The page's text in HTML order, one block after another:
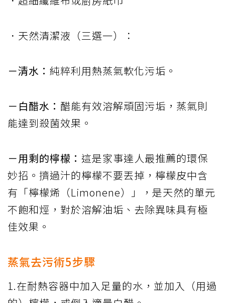
．天然清潔液（三選一）：
－清水： 純粹利用熱蒸氣軟化污垢。
－白醋水： 醋能有效溶解頑固污垢，蒸氣則
能達到殺菌效果。
－用剩的檸檬： 這是家事達人最推薦的環保
妙招。擠過汁的檸檬不要丟掉，檸檬皮中含
有「檸檬烯（Limonene）」，是天然的單元
不飽和烴，對於溶解油垢、去除異味具有極
佳效果。
蒸氣去污術5步驟
1.在耐熱容器中加入足量的水，並加入（用過